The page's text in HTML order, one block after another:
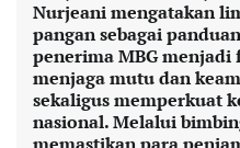
Nurjeani mengatakan
pangan sebagai
penerima MBG
menjaga mutu dan
sekaligus memperkuat
nasional. Melalui